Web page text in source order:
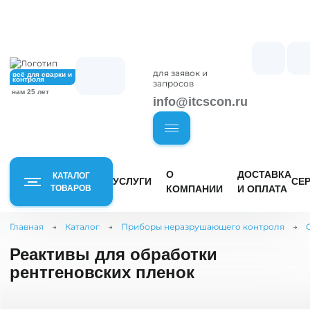
всё для сварки и
контроля
нам 25 лет
для заявок и
запросов
info@itcscon.ru
КАТАЛОГ
ТОВАРОВ
Оборудование
для сварочных
работ
неразрушающего
УСЛУГИ
О
КОМПАНИИ
ДОСТАВКА
И ОПЛАТА
Главная → Каталог → Приборы неразрушающего контроля →
Реактивы для обработки
рентгеновских пленок